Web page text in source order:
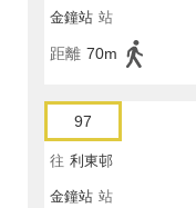
金鐘站 站
距離 70m
97
往 利東邨
金鐘站 站